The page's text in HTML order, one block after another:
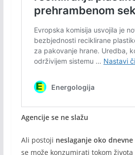
Agencije se ne slažu
Ali postoji neslaganje oko dnevne
se može konzumirati tokom